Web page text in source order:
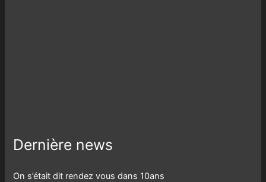
Dernière news
On s’était dit rendez vous dans 10ans